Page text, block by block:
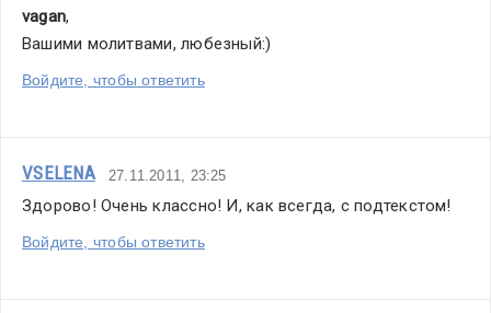
vagan,
Вашими молитвами, любезный:)
Войдите, чтобы ответить
VSELENA 27.11.2011, 23:25
Здорово! Очень классно! И, как всегда, с подтекстом!
Войдите, чтобы ответить